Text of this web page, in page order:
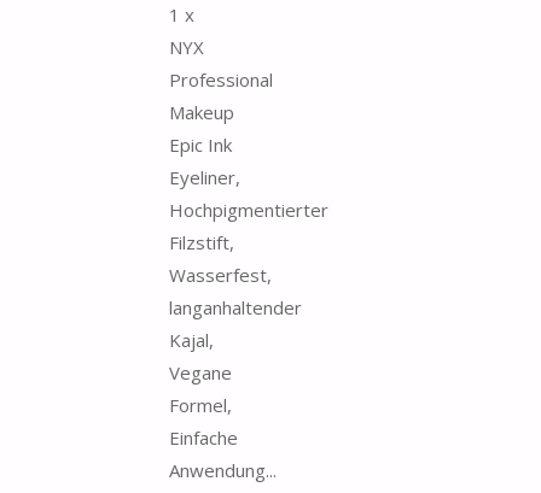
1 x
NYX
Professional
Makeup
Epic Ink
Eyeliner,
Hochpigmentierter
Filzstift,
Wasserfest,
langanhaltender
Kajal,
Vegane
Formel,
Einfache
Anwendung...